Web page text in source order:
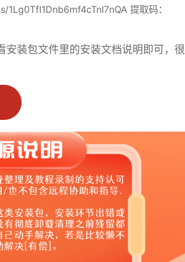
提取码：
装包文件里的安装文档说明即可，很